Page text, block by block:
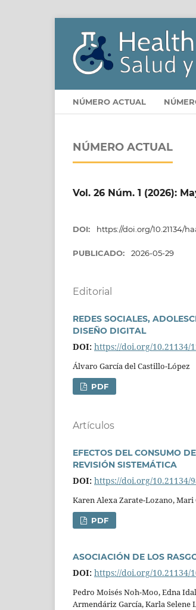
NÚMERO ACTUAL
NÚMERO ACTUAL
Vol. 26 Núm. 1 (2026):
DOI: https://doi.org/10.21134/
PUBLICADO: 2026-05-29
Editorial
REDES SOCIALES,
DISEÑO DIGITAL
DOI: https://doi.org/10.21134/
Álvaro Garcí­a del Castillo-López
PDF
Artí­culos
EFECTOS DEL CONSUMO
REVISIÓN SISTEMÁTICA
DOI: https://doi.org/10.21134/
Karen Alexa Zarate-Lozano,
PDF
ASOCIACIÓN DE LOS
DOI: https://doi.org/10.21134/
Pedro Moisés Noh-Moo, Edna
Armendáriz Garcí­a, Karla